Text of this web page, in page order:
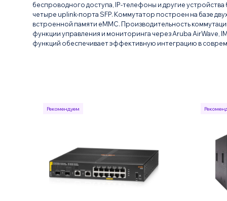
беспроводного доступа, IP-телефоны и другие
четыре uplink-порта SFP. Коммутатор построен на базе
встроенной памяти eMMC. Производительность
функции управления и мониторинга через Aruba AirWave,
функций обеспечивает эффективную интеграцию в
Рекомендуем